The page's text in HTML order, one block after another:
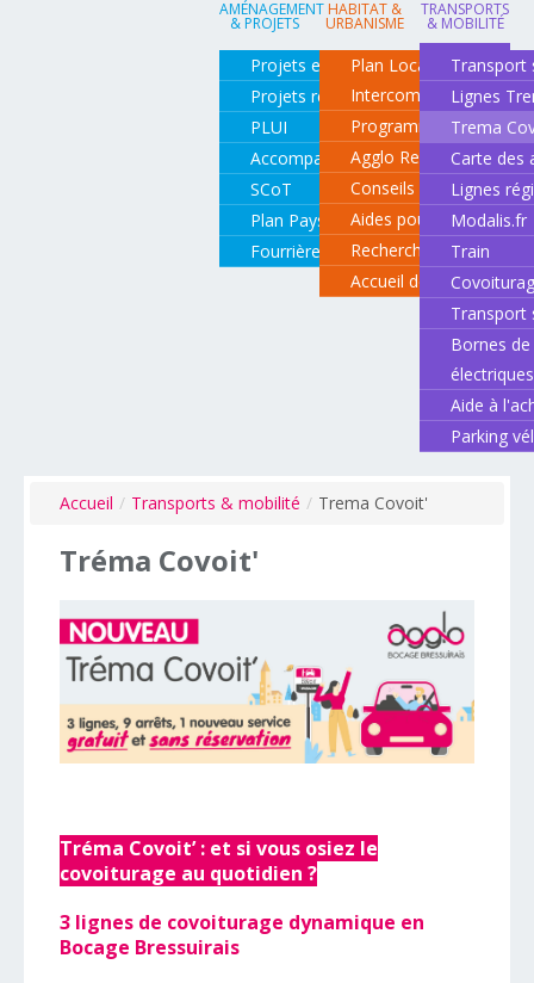
AMÉNAGEMENT
& PROJETS
Projets en cours
Projets réalisés
PLUI
Accompagnement de projets
SCoT
Plan Paysage
Fourrière animale
HABITAT &
URBANISME
Plan Local d'Urbanisme
Intercommunal
Programme local de
Agglo Renov
Conseils pour rénover
Aides pour rénover
Recherche d'un
Accueil des gens du
TRANSPORTS
& MOBILITÉ
Transport
Lignes
Trema
Carte des
Lignes
Modalis.fr
Train
Transport
Bornes
électriques
Aide à
Parking
Accueil / Transports & mobilité / Trema Covoit'
Tréma Covoit'
Tréma Covoit’ : et si vous osiez le
covoiturage au quotidien ?
3 lignes de covoiturage dynamique en
Bocage Bressuirais